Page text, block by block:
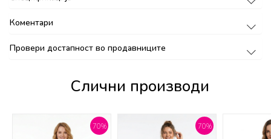
Коментари
Провери достапност во продавниците
Слични производи
70% 70%